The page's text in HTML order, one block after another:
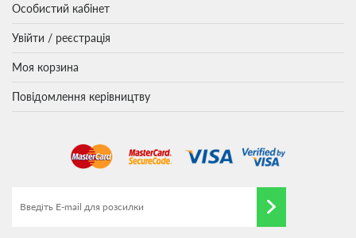
Особистий кабінет
Увійти / реєстрація
Моя корзина
Повідомлення керівництву